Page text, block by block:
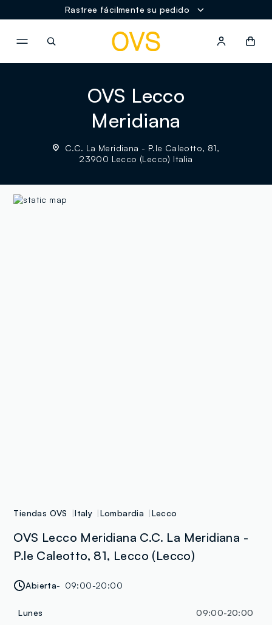
Rastree fácilmente su pedido
OVS Lecco
Meridiana
C.C. La Meridiana - P.le Caleotto, 81,
23900 Lecco (Lecco) Italia
Tiendas OVS Italy Lombardia Lecco
OVS Lecco Meridiana C.C. La Meridiana -
P.le Caleotto, 81, Lecco (Lecco)
Abierta 09:00-20:00
Lunes
09:00-20:00